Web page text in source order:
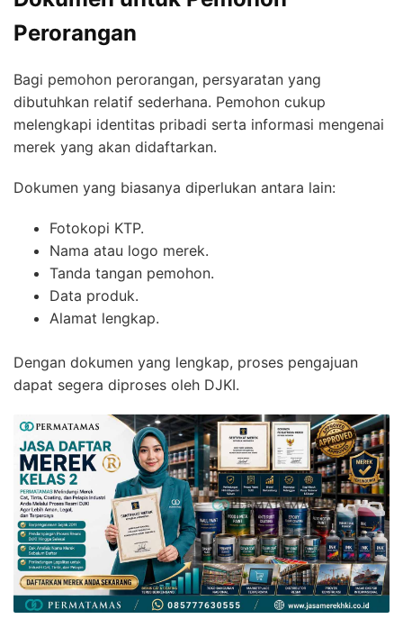
Perorangan
Bagi pemohon perorangan, persyaratan yang
dibutuhkan relatif sederhana. Pemohon cukup
melengkapi identitas pribadi serta informasi mengenai
merek yang akan didaftarkan.
Dokumen yang biasanya diperlukan antara lain:
Fotokopi KTP.
Nama atau logo merek.
Tanda tangan pemohon.
Data produk.
Alamat lengkap.
Dengan dokumen yang lengkap, proses pengajuan
dapat segera diproses oleh DJKI.